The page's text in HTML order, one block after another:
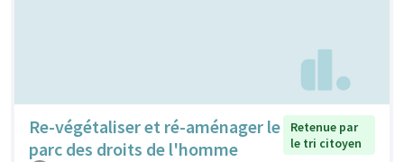
Re-végétaliser et ré-aménager le
parc des droits de l'homme
Retenue par
le tri citoyen